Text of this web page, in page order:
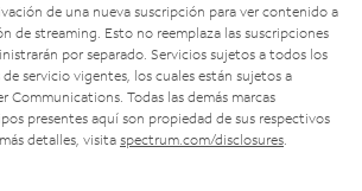
de una nueva suscripción para ver contenido a
de streaming. Esto no reemplaza las suscripciones
por separado. Servicios sujetos a todos los
servicio vigentes, los cuales están sujetos a
Communications. Todas las demás marcas
presentes aquí son propiedad de sus respectivos
detalles, visita spectrum.com/disclosures